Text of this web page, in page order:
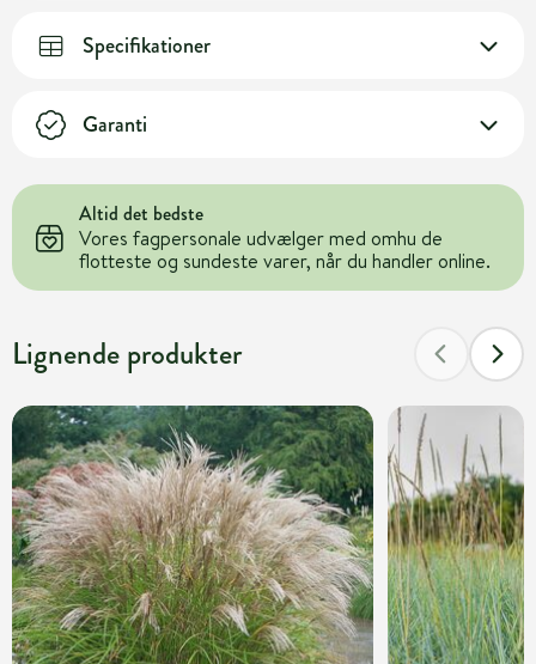
Specifikationer
Garanti
Altid det bedste
Vores fagpersonale udvælger med omhu de
flotteste og sundeste varer, når du handler online.
Lignende produkter